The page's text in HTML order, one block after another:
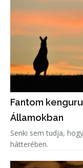
Fantom
Államokban
Senki sem tudja,
hátterében.